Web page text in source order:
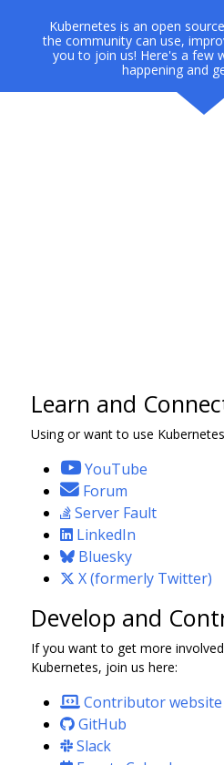
Kubernetes is an open
the community can use,
you to join us! Here's a few
happening and
Learn and
Using or want to use
YouTube
Forum
Server Fault
LinkedIn
Bluesky
X (formerly Twitter)
Develop and
If you want to get more
Kubernetes, join us here:
Contributor website
GitHub
Slack